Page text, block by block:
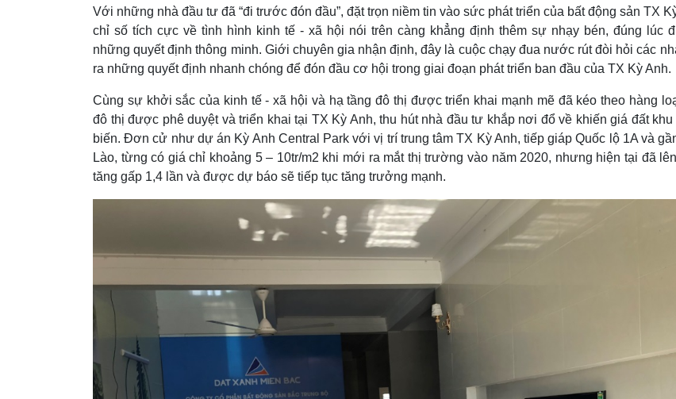
Với những nhà đầu tư đã “đi trước đón đầu”, đặt trọn niềm tin vào sức phát triển của bất động sản TX
chỉ số tích cực về tình hình kinh tế - xã hội nói trên càng khẳng định thêm sự nhạy bén, đúng lúc
những quyết định thông minh. Giới chuyên gia nhận định, đây là cuộc chạy đua nước rút đòi hỏi các
ra những quyết định nhanh chóng để đón đầu cơ hội trong giai đoạn phát triển ban đầu của TX Kỳ Anh.
Cùng sự khởi sắc của kinh tế - xã hội và hạ tầng đô thị được triển khai mạnh mẽ đã kéo theo hàng
đô thị được phê duyệt và triển khai tại TX Kỳ Anh, thu hút nhà đầu tư khắp nơi đổ về khiến giá đất
biến. Đơn cử như dự án Kỳ Anh Central Park với vị trí trung tâm TX Kỳ Anh, tiếp giáp Quốc lộ 1A và
Lào, từng có giá chỉ khoảng 5 – 10tr/m2 khi mới ra mắt thị trường vào năm 2020, nhưng hiện tại đã
tăng gấp 1,4 lần và được dự báo sẽ tiếp tục tăng trưởng mạnh.